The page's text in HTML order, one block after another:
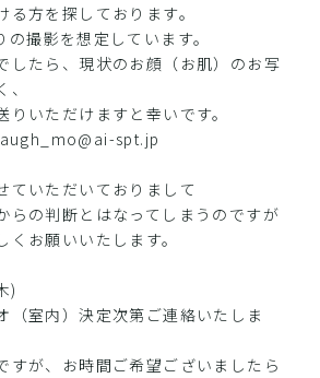
方を探しております。
撮影を想定しています。
したら、現状のお顔（お肌）のお写
いただけますと幸いです。
spt.jp
ていただいておりまして
らの判断とはなってしまうのですが
くお願いいたします。
)
（室内）決定次第ご連絡いたしま
が、お時間ご希望ございましたら